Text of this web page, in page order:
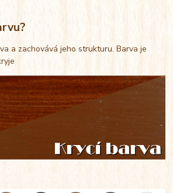
a zachovává jeho strukturu. Barva je